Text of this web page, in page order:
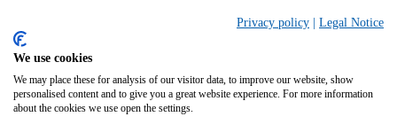
Mitteilungen
2026
2025
2024
Privacy policy Legal Notice
We use cookies
We may place these for analysis of our visitor data, to improve our website, show
personalised content and to give you a great website experience. For more information
about the cookies we use open the settings.